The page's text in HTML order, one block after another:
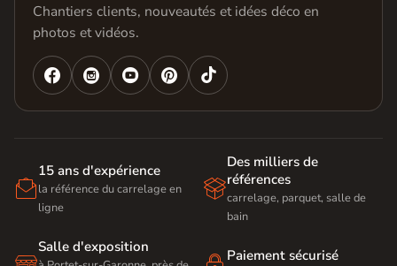
Chantiers clients, nouveautés et idées déco en
photos et vidéos.
   

15 ans d'expérience
la référence du carrelage en
ligne

Des milliers de
références
carrelage, parquet, salle de
bain
Salle d'exposition
Paiement sécurisé